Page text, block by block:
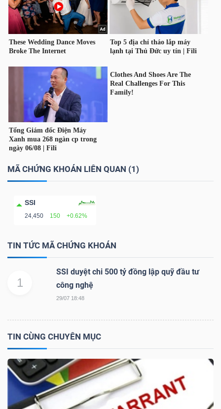
MÃ CHỨNG KHOÁN LIÊN QUAN (1)
SSI
24,450 150 +0.62%
TIN TỨC MÃ CHỨNG KHOÁN
1
SSI duyệt chi 500 tỷ đồng lập quỹ đầu tư
công nghệ
29/07 18:48
TIN CÙNG CHUYÊN MỤC
THẾ
GIỚI
ĐÔNG
DƯƠNG
TÀI
CÁ
TÍCH
VĨ
MÔ
NGÀNH